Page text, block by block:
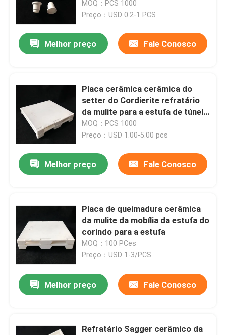
anel cerâmico
MOQ：PCS 1000
Preço：USD 0.2-1 PCS
Melhor preço Fale Conosco
Placa cerâmica cerâmica do
setter do Cordierite refratário
da mulite para a estufa de túnel
da mobília da estufa
MOQ：PCS 1000
Preço：USD 1.00-5.00 pcs
Melhor preço Fale Conosco
Placa de queimadura cerâmica
da mulite da mobília da estufa do
corindo para a estufa
MOQ：100 PCes
Preço：USD 1-3/PCS
Melhor preço Fale Conosco
Refratário Sagger cerâmico da